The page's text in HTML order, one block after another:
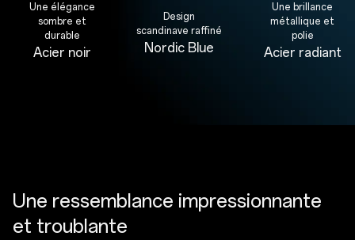
Une élégance
sombre et
durable
Acier noir
Design
scandinave raffiné
Nordic Blue
Une brillance
métallique et
polie
Acier radiant
Une ressemblance impressionnante
et troublante